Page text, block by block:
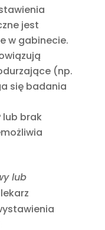
jest
w gabinecie.
(np.
się badania
lub brak
lub